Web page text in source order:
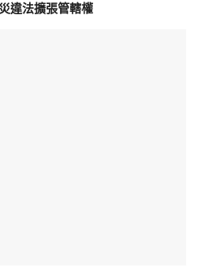
違法擴張管轄權